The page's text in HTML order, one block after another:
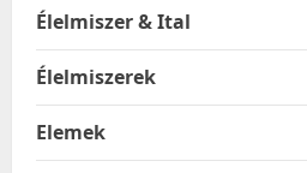
Élelmiszer & Ital
Élelmiszerek
Elemek